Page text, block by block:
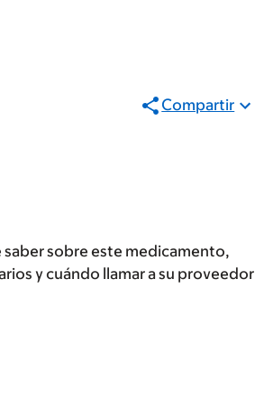
Compartir
saber sobre este medicamento,
y cuándo llamar a su proveedor